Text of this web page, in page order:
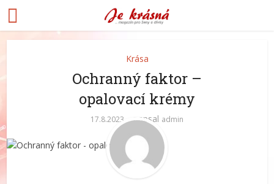
Krása
Ochranný faktor –
opalovací krémy
17.8.2023 napsal admin